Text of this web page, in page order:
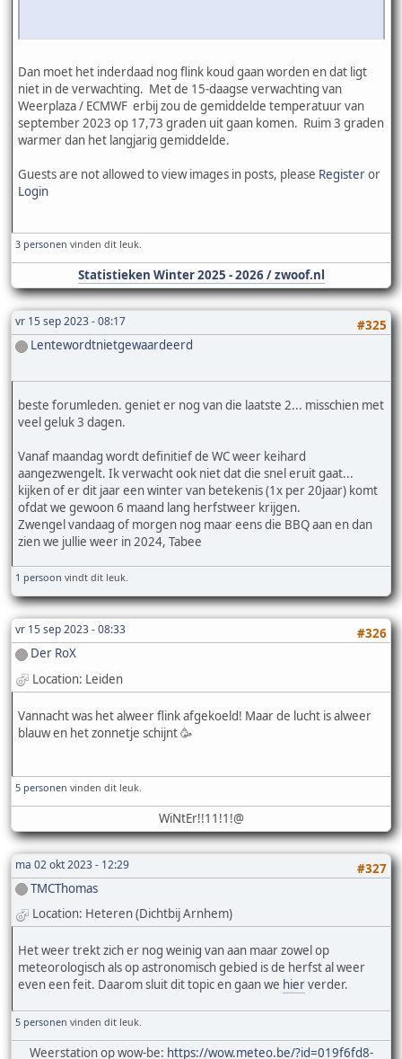
Dan moet het inderdaad nog flink koud gaan worden en dat ligt
niet in de verwachting. Met de 15-daagse verwachting van
Weerplaza / ECMWF erbij zou de gemiddelde temperatuur van
september 2023 op 17,73 graden uit gaan komen. Ruim 3 graden
warmer dan het langjarig gemiddelde.
Guests are not allowed to view images in posts, please Registeror
Login
3 personen vinden dit leuk.
Statistieken Winter 2025 - 2026 / zwoof.nl
vr 15 sep 2023 - 08:17
#325
Lentewordtnietgewaardeerd
beste forumleden. geniet er nog van die laatste 2... misschien met
veel geluk 3 dagen.
Vanaf maandag wordt definitief de WC weer keihard
aangezwengelt. Ik verwacht ook niet dat die snel eruit gaat...
kijken of er dit jaar een winter van betekenis (1x per 20jaar) komt
ofdat we gewoon 6 maand lang herfstweer krijgen.
Zwengel vandaag of morgen nog maar eens die BBQ aan en dan
zien we jullie weer in 2024, Tabee
1 persoon vindt dit leuk.
vr 15 sep 2023 - 08:33
#326
Der RoX
Location: Leiden
Vannacht was het alweer flink afgekoeld! Maar de lucht is alweer
blauw en het zonnetje schijnt 🥳
5 personen vinden dit leuk.
WiNtEr!!11!1!@
ma 02 okt 2023 - 12:29
#327
TMCThomas
Location: Heteren (Dichtbij Arnhem)
Het weer trekt zich er nog weinig van aan maar zowel op
meteorologisch als op astronomisch gebied is de herfst al weer
even een feit. Daarom sluit dit topic en gaan we hierverder.
5 personen vinden dit leuk.
Weerstation op wow-be: https://wow.meteo.be/?id=019f6fd8-